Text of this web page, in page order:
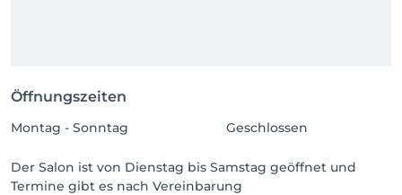
Öffnungszeiten
Montag - Sonntag Geschlossen
Der Salon ist von Dienstag bis Samstag geöffnet und
Termine gibt es nach Vereinbarung